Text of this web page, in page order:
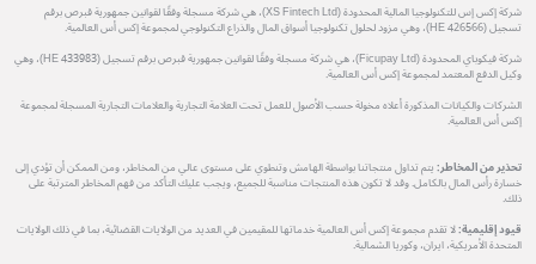
شركة إكس إس للتكنولوجيا المالية المحدودة (XS Fintech Ltd)، هي شركة مسجلة وفقًا لقوانين جمهورية قبرص برقم
تسجيل (HE 426566)، وهي مزود لحلول تكنولوجيا أسواق المال والذراع التكنولوجي لمجموعة إكس أس العالمية.
شركة فيكوباي المحدودة (Ficupay Ltd)، هي شركة مسجلة وفقًا لقوانين جمهورية قبرص برقم تسجيل (HE 433983)، وهي
وكيل الدفع المعتمد لمجموعة إكس أس العالمية.
الشركات والكيانات المذكورة أعلاه مخولة حسب الأصول للعمل تحت العلامة التجارية والعلامات التجارية المسجلة لمجموعة
إكس أس العالمية.
تحذير من المخاطر:يتم تداول منتجاتنا بواسطة الهامش وتنطوي على مستوى عالي من المخاطر، ومن الممكن أن تؤدي إلى
خسارة رأس المال بالكامل. وقد لا تكون هذه المنتجات مناسبة للجميع، ويجب عليك التأكد من فهم المخاطر المترتبة على
ذلك.
قيود إقليمية:لا تقدم مجموعة إكس أس العالمية خدماتها للمقيمين في العديد من الولايات القضائية، بما في ذلك الولايات
المتحدة الأمريكية، ايران، وكوريا الشمالية.